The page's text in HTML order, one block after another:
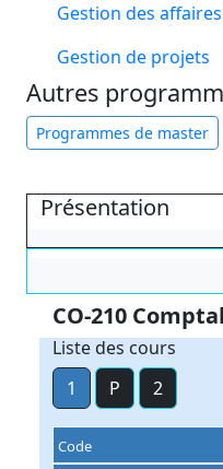
Gestion des affaires
Gestion de projets
Autres
Programmes de master
Présentation
CO-210
Liste des cours
1
P 2
Code